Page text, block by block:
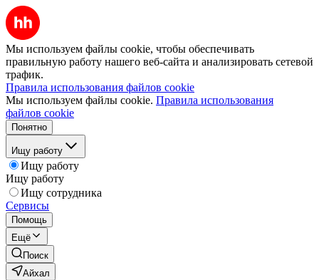
Мы используем файлы cookie, чтобы обеспечивать
правильную работу нашего веб-сайта и анализировать сетевой
трафик.
Правила использования файлов cookie
Мы используем файлы cookie. Правила использования
файлов cookie
Понятно
Ищу работу
Ищу работу
Ищу работу
Ищу сотрудника
Сервисы
Помощь
Ещё
Поиск
Айхал